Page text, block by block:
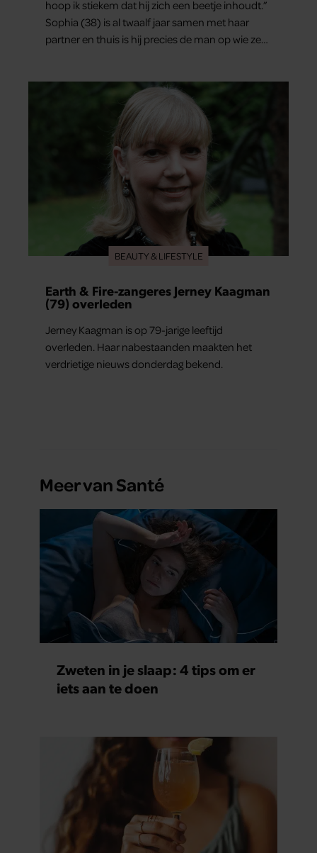
hoop ik stiekem dat hij zich een beetje inhoudt.”
Sophia (38) is al twaalf jaar samen met haar
partner en thuis is hij precies de man op wie ze
ze samen onder de mensen zijn.
BEAUTY & LIFESTYLE
Earth & Fire-zangeres Jerney Kaagman
(79) overleden
Jerney Kaagman is op 79-jarige leeftijd
overleden. Haar nabestaanden maakten het
verdrietige nieuws donderdag bekend.
Meer van Santé
Zweten in je slaap: 4 tips om er
iets aan te doen